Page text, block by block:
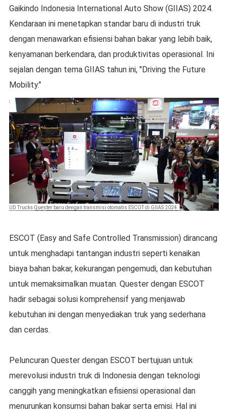
Gaikindo Indonesia International Auto Show (GIIAS) 2024.
Kendaraan ini menetapkan standar baru di industri truk
dengan menawarkan efisiensi bahan bakar yang lebih baik,
kenyamanan berkendara, dan produktivitas operasional. Ini
sejalan dengan tema GIIAS tahun ini, "Driving the Future
Mobility."
UD Trucks Quester baru dengan transmisi otomatis ESCOT di GIIAS 2024
ESCOT (Easy and Safe Controlled Transmission) dirancang
untuk menghadapi tantangan industri seperti kenaikan
biaya bahan bakar, kekurangan pengemudi, dan kebutuhan
untuk memaksimalkan muatan. Quester dengan ESCOT
hadir sebagai solusi komprehensif yang menjawab
kebutuhan ini dengan menyediakan truk yang sederhana
dan cerdas.
Peluncuran Quester dengan ESCOT bertujuan untuk
merevolusi industri truk di Indonesia dengan teknologi
canggih yang meningkatkan efisiensi operasional dan
menurunkan konsumsi bahan bakar serta emisi. Hal ini